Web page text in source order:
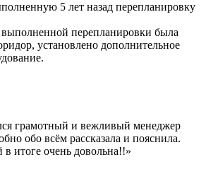
5 лет назад перепланировку
перепланировки была
установлено дополнительное
грамотный и вежливый менеджер
обо всём рассказала и пояснила.
итоге очень довольна!!»